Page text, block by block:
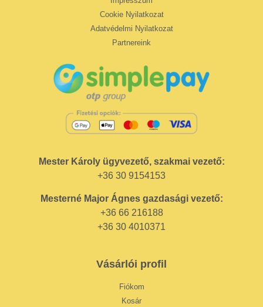
Cookie Nyilatkozat
Adatvédelmi Nyilatkozat
Partnereink
Mester Károly ügyvezető, szakmai vezető:
+36 30 9154153
Mesterné Major Ágnes gazdasági vezető:
+36 66 216188
+36 30 4010371
Vásárlói profil
Fiókom
Kosár